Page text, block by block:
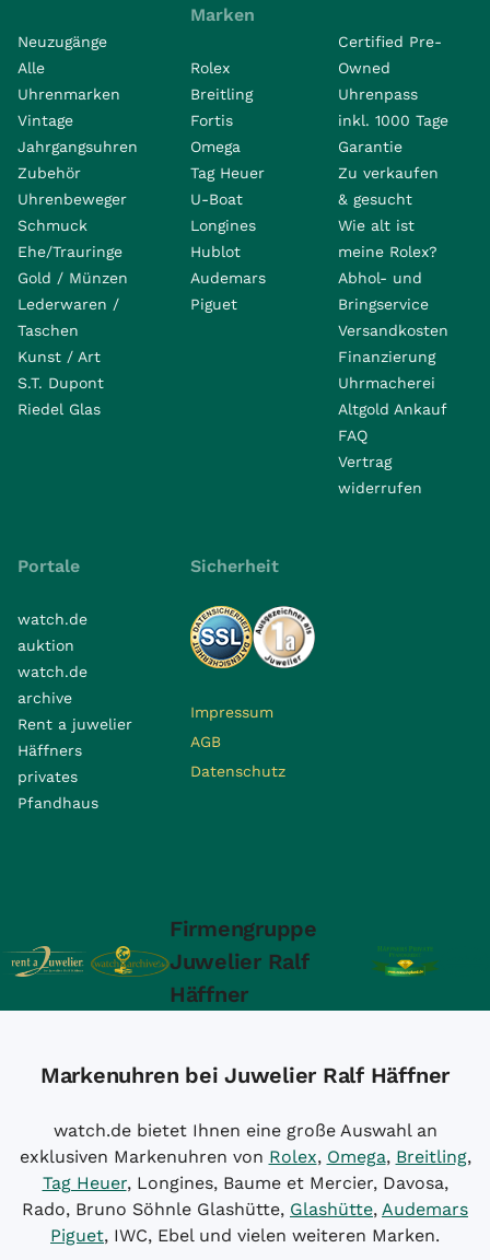
Neuzugänge
Alle
Uhrenmarken
Vintage
Jahrgangsuhren
Zubehör
Uhrenbeweger
Schmuck
Ehe/Trauringe
Gold / Münzen
Lederwaren /
Taschen
Kunst / Art
S.T. Dupont
Riedel Glas
Marken
Rolex
Breitling
Fortis
Omega
Tag Heuer
U-Boat
Longines
Hublot
Audemars
Piguet
Certified Pre-
Owned
Uhrenpass
inkl. 1000 Tage
Garantie
Zu verkaufen
& gesucht
Wie alt ist
meine Rolex?
Abhol- und
Bringservice
Versandkosten
Finanzierung
Uhrmacherei
Altgold Ankauf
FAQ
Vertrag
widerrufen
Portale
watch.de
auktion
watch.de
archive
Rent a juwelier
Häffners
privates
Pfandhaus
Sicherheit
Impressum
AGB
Datenschutz
Firmengruppe
Juwelier Ralf
Häffner
Markenuhren bei Juwelier Ralf Häffner
watch.de bietet Ihnen eine große Auswahl an
exklusiven Markenuhren von Rolex, Omega, Breitling,
Tag Heuer, Longines, Baume et Mercier, Davosa,
Rado, Bruno Söhnle Glashütte, Glashütte, Audemars
Piguet, IWC, Ebel und vielen weiteren Marken.